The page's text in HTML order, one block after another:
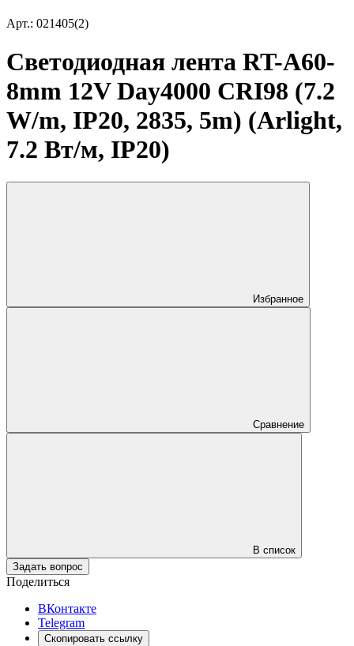
Арт.: 021405(2)
Светодиодная лента RT-A60-
8mm 12V Day4000 CRI98 (7.2
W/m, IP20, 2835, 5m) (Arlight,
7.2 Вт/м, IP20)
Избранное
Сравнение
В список
Задать вопрос
Поделиться
ВКонтакте
Telegram
Скопировать ссылку